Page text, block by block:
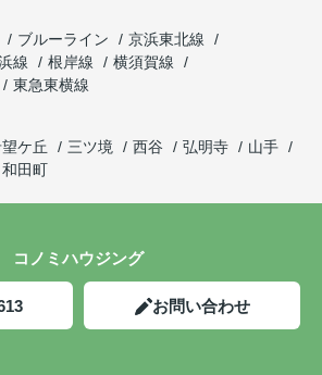
ブルーライン
京浜東北線
線 根岸線
横須賀線
東急東横線
ケ丘 三ツ境 西谷 弘明寺
山手
和田町
コノミハウジング
お問い合わせ